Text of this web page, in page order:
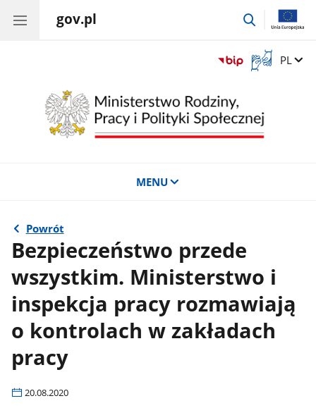
gov.pl
przejdź
Otwórz
okno
języka
migowego
Zmień
PL
MENU
Powrót
Bezpieczeństwo przede
wszystkim. Ministerstwo i
inspekcja pracy rozmawiają
o kontrolach w zakładach
pracy
20.08.2020